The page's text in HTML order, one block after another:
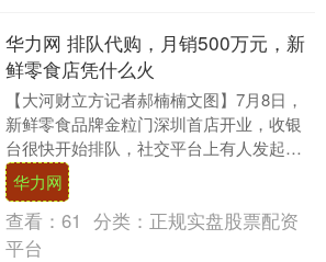
华力网 排队代购，月销500万元，新
鲜零食店凭什么火
【大河财立方记者郝楠楠文图】7月8日，
新鲜零食品牌金粒门深圳首店开业，收银
台很快开始排队，社交平台上有人发起代
购业务；郑州金融岛，河南新鲜零食品牌
清山森首店在此....
华力网
查看： 61 分类： 正规实盘股票配资
平台